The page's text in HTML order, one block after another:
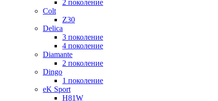
2 поколение
Colt
Z30
Delica
3 поколение
4 поколение
Diamante
2 поколение
Dingo
1 поколение
eK Sport
H81W